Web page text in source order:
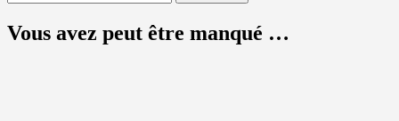
Vous avez peut être manqué …